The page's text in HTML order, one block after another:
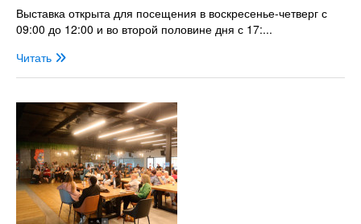
Выставка открыта для посещения в воскресенье-четверг с
09:00 до 12:00 и во второй половине дня с 17:...
Читать